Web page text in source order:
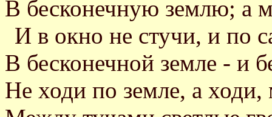
В бесконечную землю; а
И в окно не стучи, и по
В бесконечной земле - и
Не ходи по земле, а ходи,